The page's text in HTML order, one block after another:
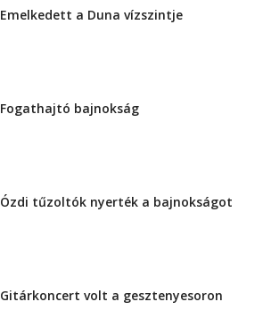
Emelkedett a Duna vízszintje
Fogathajtó bajnokság
Ózdi tűzoltók nyerték a bajnokságot
Gitárkoncert volt a gesztenyesoron